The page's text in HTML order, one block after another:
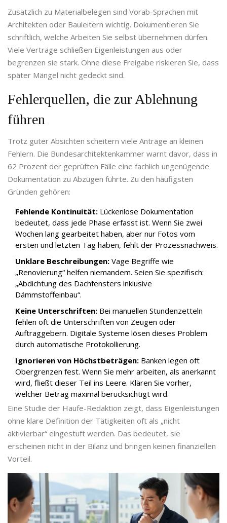
Zusätzlich zu Materialbelegen sind Vorab-Sprachen mit
Architekten oder Bauleitern wichtig. Dokumentieren Sie
schriftlich, welche Arbeiten Sie selbst übernehmen dürfen.
Viele Verträge schließen Eigenleistungen aus oder
begrenzen sie stark. Ohne diese Freigabe riskieren Sie, dass
später Mängel nicht gedeckt sind.
Fehlerquellen, die zur Ablehnung
führen
Trotz guter Absichten scheitern viele Anträge an kleinen
Fehlern. Die Bundesarchitektenkammer warnt davor, dass in
62 Prozent der geprüften Fälle eine fachlich ungenügende
Dokumentation zu Abzügen führte. Zu den häufigsten
Gründen gehören:
Fehlende Kontinuität: Lückenlose Dokumentation
bedeutet, dass jede Phase erfasst ist. Wenn Sie zwei
Wochen lang gearbeitet haben, aber nur Fotos vom
ersten und letzten Tag haben, fehlt der Prozessnachweis.
Unklare Beschreibungen: Vage Begriffe wie
„Renovierung“ helfen niemandem. Seien Sie spezifisch:
„Abdichtung des Dachfensters inklusive
Dämmstoffeinbau“.
Keine Unterschriften: Bei manuellen Stundenzetteln
fehlen oft die Unterschriften von Zeugen oder
Auftraggebern. Digitale Systeme lösen dieses Problem
durch automatische Protokollierung.
Ignorieren von Höchstbeträgen: Banken legen oft
Obergrenzen fest. Wenn Sie mehr arbeiten, als anerkannt
wird, fließt dieser Teil ins Leere. Klären Sie vorher,
welcher Betrag maximal berücksichtigt wird.
Eine Studie der Haufe-Redaktion zeigt, dass Eigenleistungen
ohne klare Definition der Tätigkeiten oft als „nicht
aktivierbar“ eingestuft werden. Das bedeutet, sie
erscheinen nicht in der Bilanz und bringen keinen finanziellen
Vorteil.